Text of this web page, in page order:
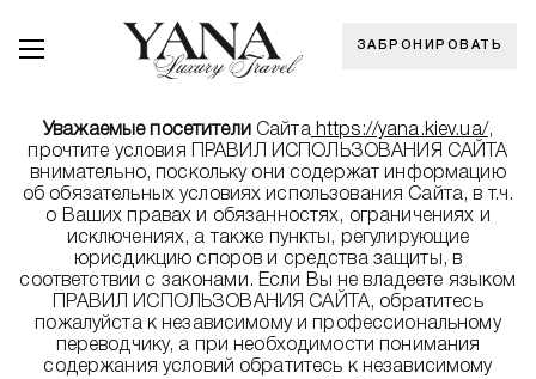
ЗАБРОНИРОВАТЬ
Уважаемые посетители Сайтаhttps://yana.kiev.ua/,
прочтите условия ПРАВИЛ ИСПОЛЬЗОВАНИЯ САЙТА
внимательно, поскольку они содержат информацию
об обязательных условиях использования Сайта, в т.ч.
о Ваших правах и обязанностях, ограничениях и
исключениях, а также пункты, регулирующие
юрисдикцию споров и средства защиты, в
соответствии с законами. Если Вы не владеете языком
ПРАВИЛ ИСПОЛЬЗОВАНИЯ САЙТА, ​​обратитесь
пожалуйста к независимому и профессиональному
переводчику, а при необходимости понимания
содержания условий обратитесь к независимому